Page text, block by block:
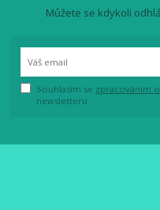
Můžete se kdykoli
Souhlasím se zpracováním
newsletteru.